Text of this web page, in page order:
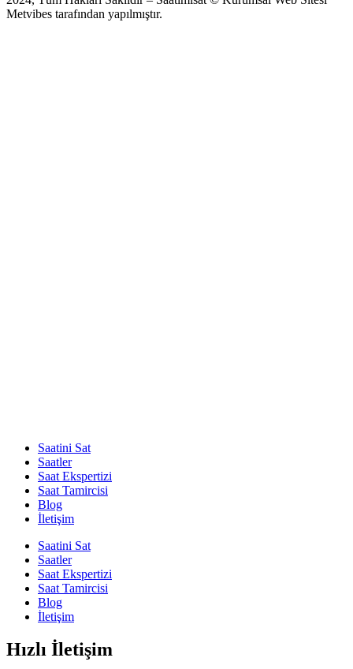
Metvibes tarafından yapılmıştır.
Saatini Sat
Saatler
Saat Ekspertizi
Saat Tamircisi
Blog
İletişim
Saatini Sat
Saatler
Saat Ekspertizi
Saat Tamircisi
Blog
İletişim
Hızlı İletişim